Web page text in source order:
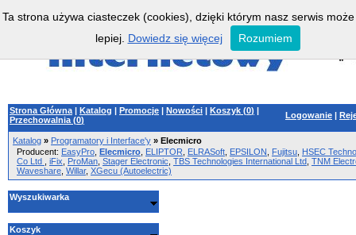
Strona Główna | Katalog | Promocje | Nowości | Koszyk (0) |
Przechowalnia (0) Logowanie |
Katalog » Programatory i Interface'y » Elecmicro
Producent: EasyPro Elecmicro ELIPTOR ELRASoft EPSILON Fujitsu HSEC
Co Ltd
iFix ProMan Stager Electronic TBS Technologies International Ltd TNM
Waveshare Willar, XGecu (Autoelectric)
Wyszukiwarka
Koszyk
Ta strona używa ciasteczek (cookies), dzięki którym nasz serwis może
lepiej. Dowiedz się więcej Rozumiem